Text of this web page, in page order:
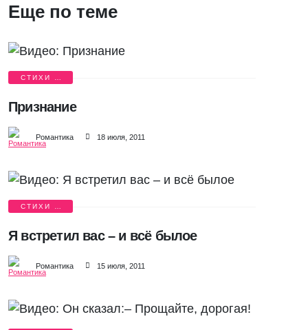
Еще по теме
СТИХИ О
Признание
Романтика 18 июля, 2011
СТИХИ О
Я встретил вас – и всё былое
Романтика 15 июля, 2011